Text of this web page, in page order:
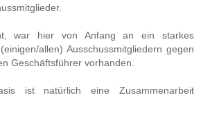
war hier von Anfang an ein starkes
allen) Ausschussmitgliedern gegen
Geschäftsführer vorhanden.
ist natürlich eine Zusammenarbeit